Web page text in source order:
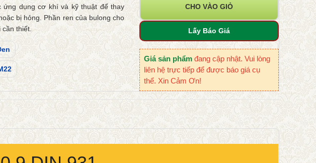
dụng cơ khí và kỹ thuật để thay
bị hỏng. Phần ren của bulong cho
cần thiết.
CHO VÀO GIỎ
Lấy Báo Giá
Giá sản phẩm đang cập nhật. Vui lòng
liên hệ trực tiếp để được báo giá cụ
thể. Xin Cảm Ơn!